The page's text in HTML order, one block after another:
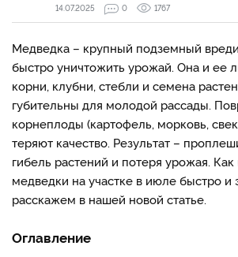
14.07.2025 0 1767
Медведка – крупный подземный
быстро уничтожить урожай. Она и ее
корни, клубни, стебли и семена
губительны для молодой рассады.
корнеплоды (картофель, морковь,
теряют качество. Результат –
гибель растений и потеря урожая. Как
медведки на участке в июле быстро и
расскажем в нашей новой статье.
Оглавление